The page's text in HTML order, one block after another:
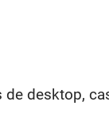
desktop,